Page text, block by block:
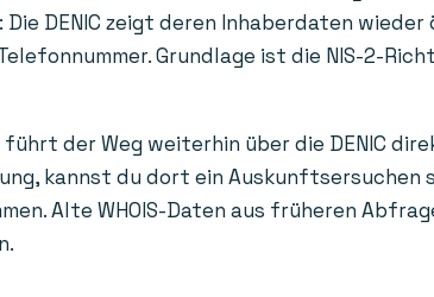
DENIC zeigt deren Inhaberdaten
Grundlage ist die NIS-2-
der Weg weiterhin über die DENIC
kannst du dort ein Auskunftsersuchen
Alte WHOIS-Daten aus früheren